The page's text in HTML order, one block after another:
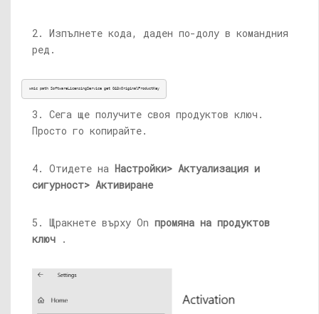
2. Изпълнете кода, даден по-долу в командния
ред.
wmic path SoftwareLicensingService get OA3xOriginalProductKey
3. Сега ще получите своя продуктов ключ.
Просто го копирайте.
4. Отидете на Настройки> Актуализация и
сигурност> Активиране
5. Щракнете върху On промяна на продуктов
ключ .